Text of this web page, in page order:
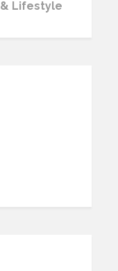
& Lifestyle